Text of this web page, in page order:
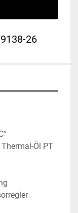
26
Öl PT